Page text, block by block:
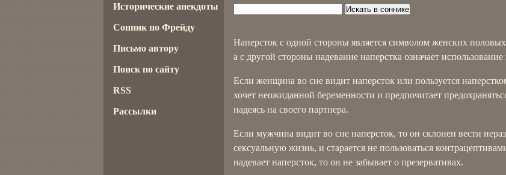
Наперсток с одной стороны является символом женских
а с другой стороны надевание наперстка означает использование
Если женщина во сне видит наперсток или пользуется
хочет неожиданной беременности и предпочитает
надеясь на своего партнера.
Если мужчина видит во сне наперсток, то он склонен вести
сексуальную жизнь, и старается не пользоваться
надевает наперсток, то он не забывает о презервативах.
Исторические анекдоты
Сонник по Фрейду
Письмо автору
Поиск по сайту
RSS
Рассылки